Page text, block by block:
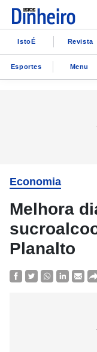
IstoÉ Revista
Esportes Menu
Economia
Melhora
Planalto